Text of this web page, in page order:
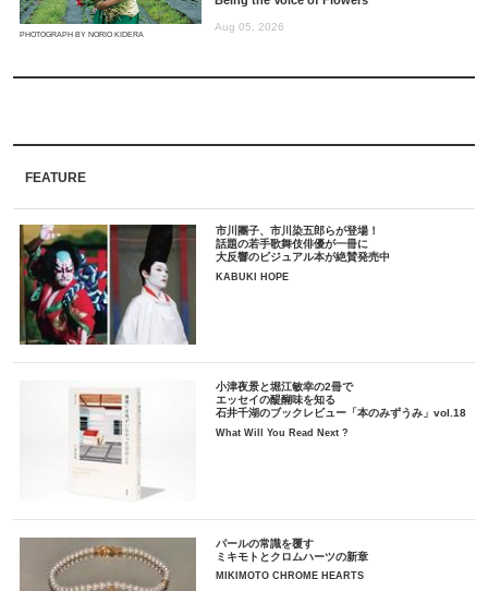
PHOTOGRAPH BY NORIO KIDERA
Aug 05, 2026
FEATURE
市川團子、市川染五郎らが登場！
話題の若手歌舞伎俳優が一冊に
大反響のビジュアル本が絶賛発売中
KABUKI HOPE
小津夜景と堀江敏幸の2冊で
エッセイの醍醐味を知る
石井千湖のブックレビュー「本のみずうみ」vol.18
What Will You Read Next ?
パールの常識を覆す
ミキモトとクロムハーツの新章
MIKIMOTO CHROME HEARTS